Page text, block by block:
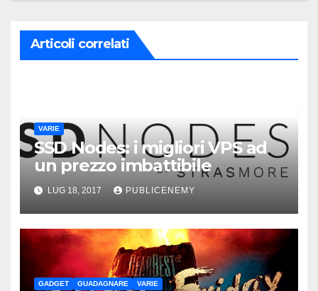
Articoli correlati
VARIE
SSD Nodes: i migliori VPS ad
un prezzo imbattibile
LUG 18, 2017 PUBLICENEMY
GADGET GUADAGNARE VARIE